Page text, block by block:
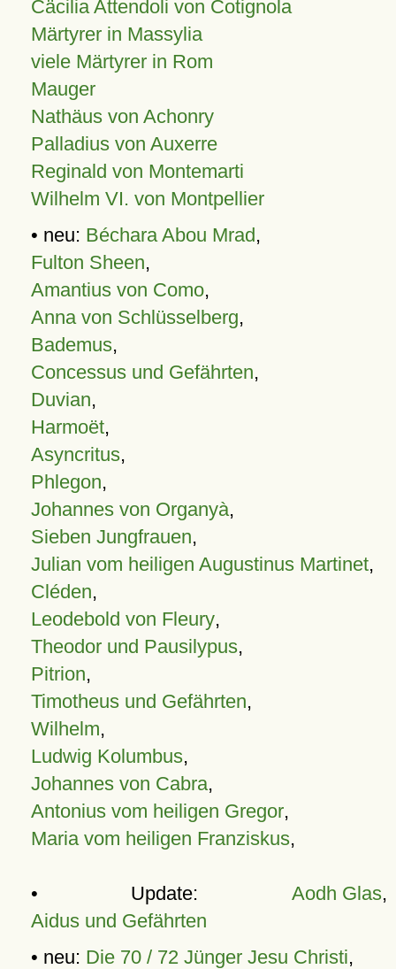
Cäcilia Attendoli von Cotignola
Märtyrer in Massylia
viele Märtyrer in Rom
Mauger
Nathäus von Achonry
Palladius von Auxerre
Reginald von Montemarti
Wilhelm VI. von Montpellier
• neu: Béchara Abou Mrad,
Fulton Sheen,
Amantius von Como,
Anna von Schlüsselberg,
Bademus,
Concessus und Gefährten,
Duvian,
Harmoët,
Asyncritus,
Phlegon,
Johannes von Organyà,
Sieben Jungfrauen,
Julian vom heiligen Augustinus Martinet,
Cléden,
Leodebold von Fleury,
Theodor und Pausilypus,
Pitrion,
Timotheus und Gefährten,
Wilhelm,
Ludwig Kolumbus,
Johannes von Cabra,
Antonius vom heiligen Gregor,
Maria vom heiligen Franziskus,
• Update: Aodh Glas,
Aidus und Gefährten
• neu: Die 70 / 72 Jünger Jesu Christi,